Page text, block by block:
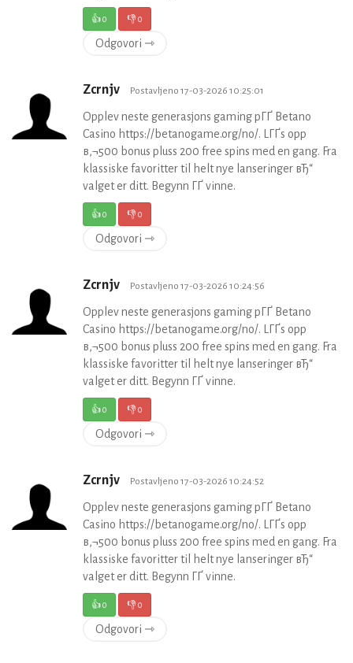
👍0 👎0
Odgovori ⇾
Zcrnjv Postavljeno 17-03-2026 10:25:01
Opplev neste generasjons gaming pГҐ Betano
Casino https://betanogame.org/no/. LГҐs opp
в‚¬500 bonus pluss 200 free spins med en gang. Fra
klassiske favoritter til helt nye lanseringer вЂ“
valget er ditt. Begynn ГҐ vinne.
👍0 👎0
Odgovori ⇾
Zcrnjv Postavljeno 17-03-2026 10:24:56
Opplev neste generasjons gaming pГҐ Betano
Casino https://betanogame.org/no/. LГҐs opp
в‚¬500 bonus pluss 200 free spins med en gang. Fra
klassiske favoritter til helt nye lanseringer вЂ“
valget er ditt. Begynn ГҐ vinne.
👍0 👎0
Odgovori ⇾
Zcrnjv Postavljeno 17-03-2026 10:24:52
Opplev neste generasjons gaming pГҐ Betano
Casino https://betanogame.org/no/. LГҐs opp
в‚¬500 bonus pluss 200 free spins med en gang. Fra
klassiske favoritter til helt nye lanseringer вЂ“
valget er ditt. Begynn ГҐ vinne.
👍0 👎0
Odgovori ⇾